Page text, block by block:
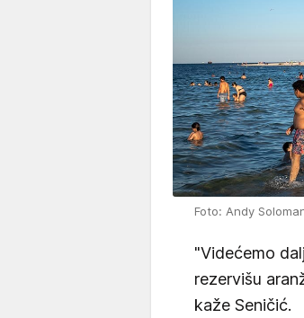
Foto: Andy
"Videćemo
rezervišu
kaže Seničić.